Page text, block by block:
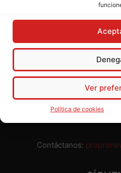
Ver
Política de cookies
Para preservar nuestra
admite publicidad ni
privadas. Ninguno de
colaboradores percibe
nuestro trabajo por amor al
libertad y en solidaridad con la
Usted puede colaborar con
periódico, compartiendo
y comunicándonos cualquier
Contáctanos: